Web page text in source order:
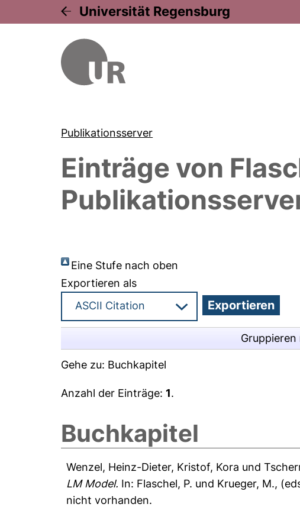
Universität Regensburg
Publikationsserver
Einträge von
Eine Stufe nach oben
Exportieren als
Gruppieren
Gehe zu: Buchkapitel
Anzahl der Einträge:1.
Buchkapitel
Wenzel, Heinz-Dieter, Kristof, Kora und
LM Model. In: Flaschel, P. und Krueger, M.,
nicht vorhanden.